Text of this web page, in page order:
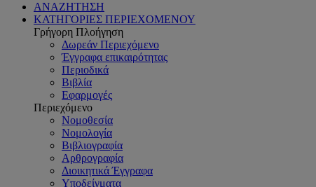
ΑΝΑΖΗΤΗΣΗ
ΚΑΤΗΓΟΡΙΕΣ ΠΕΡΙΕΧΟΜΕΝΟΥ
Γρήγορη Πλοήγηση
Δωρεάν Περιεχόμενο
Έγγραφα επικαιρότητας
Περιοδικά
Βιβλία
Εφαρμογές
Περιεχόμενο
Νομοθεσία
Νομολογία
Βιβλιογραφία
Αρθρογραφία
Διοικητικά Έγγραφα
Υποδείγματα